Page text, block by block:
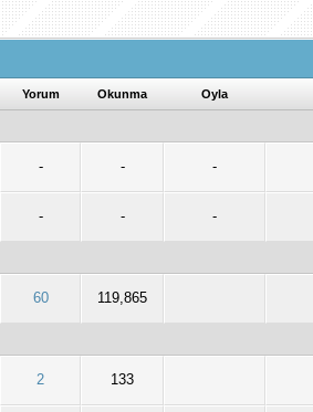
Yorum Okunma Oyla
- - -
- - -
60 119,865
2 133